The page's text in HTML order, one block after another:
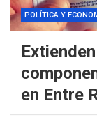
POLÍTICA Y
en Entre